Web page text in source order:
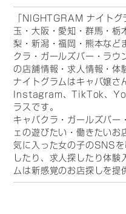
「NIGHTGRAM ナイトグ
玉・大阪・愛知・群馬・栃
梨・新潟・福岡・熊本など
クラ・ガールズバー・ラウ
の店舗情報・求人情報・体
ナイトグラムはキャバ嬢さ
Instagram、TikTok、
ラスです。
キャバクラ・ガールズバー
ェの遊びたい・働きたいお
気に入った女の子のSNS
したり、求人探したり体験
ムは新感覚のお店探しを提